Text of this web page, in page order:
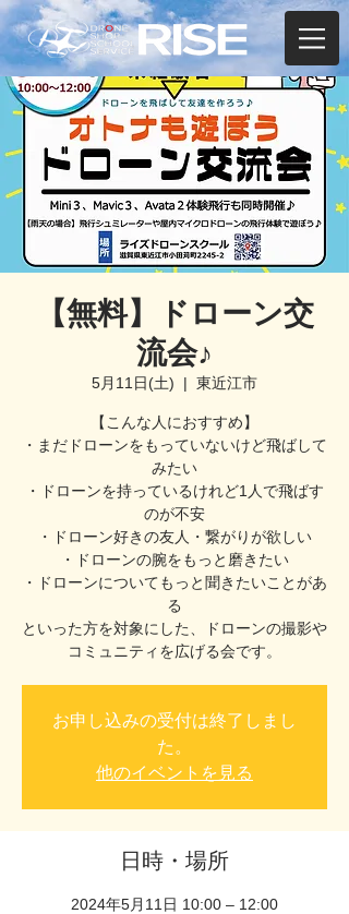
【無料】ドローン交
流会♪
5月11日(土)
  |
東近江市
【こんな人におすすめ】
・まだドローンをもっていないけど飛ばして
みたい
・ドローンを持っているけれど1人で飛ばす
のが不安
・ドローン好きの友人・繋がりが欲しい
・ドローンの腕をもっと磨きたい
・ドローンについてもっと聞きたいことがあ
る
といった方を対象にした、ドローンの撮影や
コミュニティを広げる会です。
お申し込みの受付は終了しまし
た。
他のイベントを見る
日時・場所
2024年5月11日 10:00 – 12:00